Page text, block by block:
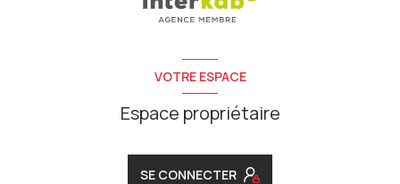
VOTRE ESPACE
Espace propriétaire
SE CONNECTER